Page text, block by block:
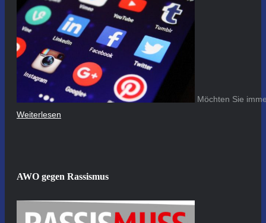
Möchten Sie
Weiterlesen
AWO gegen Rassismus